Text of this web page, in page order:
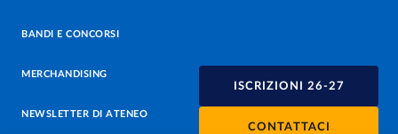
ISCRIZIONI 26-27
CONTATTACI
BANDI E CONCORSI
MERCHANDISING
NEWSLETTER DI ATENEO